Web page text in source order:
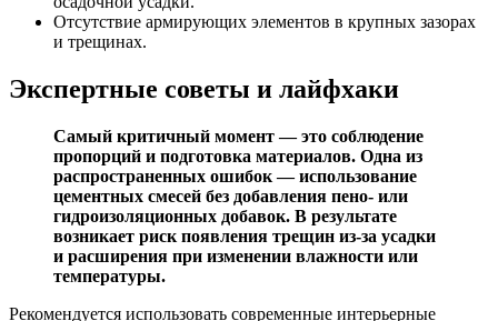
Отсутствие армирующих элементов в крупных зазорах
и трещинах.
Экспертные советы и лайфхаки
Самый критичный момент — это соблюдение
пропорций и подготовка материалов. Одна из
распространенных ошибок — использование
цементных смесей без добавления пено- или
гидроизоляционных добавок. В результате
возникает риск появления трещин из-за усадки
и расширения при изменении влажности или
температуры.
Рекомендуется использовать современные интерьерные